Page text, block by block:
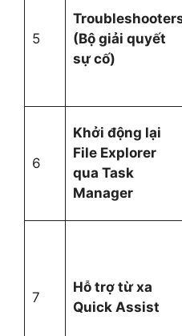
5
(Bộ giải quyết
sự cố)
6
Khởi động lại
File Explorer
qua Task
Manager
7
Hỗ trợ từ xa
Quick Assist